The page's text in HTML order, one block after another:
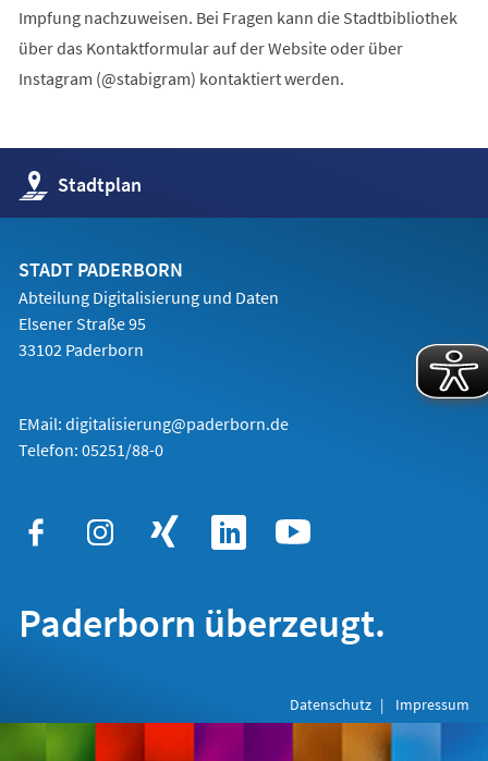
Impfung nachzuweisen. Bei Fragen kann die Stadtbibliothek
über das Kontaktformular auf der Website oder über
Instagram (@stabigram) kontaktiert werden.
Stadtplan
(Öffnet
in
einem
Tab)
STADT PADERBORN
Abteilung Digitalisierung und Daten
Elsener Straße 95
33102 Paderborn
EMail: digitalisierung@paderborn.de
Telefon: 05251/88-0
Paderborn überzeugt.
Datenschutz Impressum